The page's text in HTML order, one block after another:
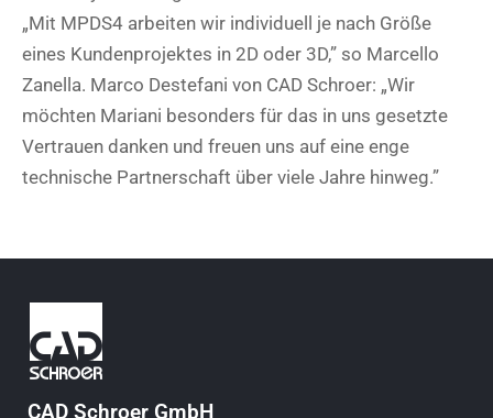
„Mit MPDS4 arbeiten wir individuell je nach Größe
eines Kundenprojektes in 2D oder 3D,” so Marcello
Zanella. Marco Destefani von CAD Schroer: „Wir
möchten Mariani besonders für das in uns gesetzte
Vertrauen danken und freuen uns auf eine enge
technische Partnerschaft über viele Jahre hinweg.”
CAD Schroer GmbH